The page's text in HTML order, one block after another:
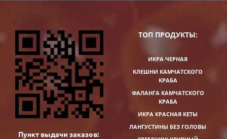
Пункт выдачи заказов:
ТОП ПРОДУКТЫ:
ИКРА ЧЕРНАЯ
КЛЕШНИ КАМЧАТСКОГО
КРАБА
ФАЛАНГА КАМЧАТСКОГО
КРАБА
ИКРА КРАСНАЯ КЕТЫ
ЛАНГУСТИНЫ БЕЗ ГОЛОВЫ